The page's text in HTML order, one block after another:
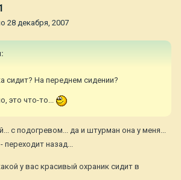
28 декабря, 2007
сидит? На переднем сидении?
это что-то...
с подогревом... да и штурман она у меня...
переходит назад...
у вас красивый охраник сидит в